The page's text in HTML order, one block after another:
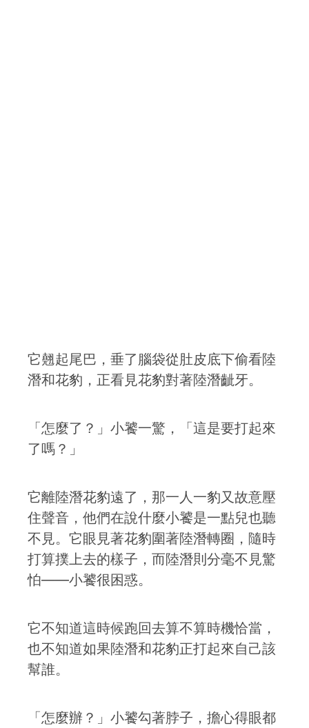
它翹起尾巴，垂了腦袋從肚皮底下偷看陸
潛和花豹，正看見花豹對著陸潛齜牙。
「怎麼了？」小饕一驚，「這是要打起來
了嗎？」
它離陸潛花豹遠了，那一人一豹又故意壓
住聲音，他們在說什麼小饕是一點兒也聽
不見。它眼見著花豹圍著陸潛轉圈，隨時
打算撲上去的樣子，而陸潛則分毫不見驚
怕——小饕很困惑。
它不知道這時候跑回去算不算時機恰當，
也不知道如果陸潛和花豹正打起來自己該
幫誰。
「怎麼辦？」小饕勾著脖子，擔心得眼都